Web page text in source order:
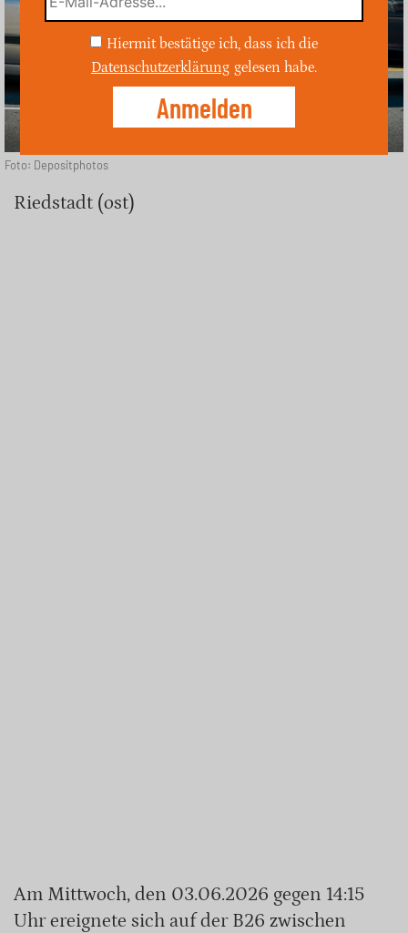
Foto: Depositphotos
Riedstadt (ost)
Am Mittwoch, den 03.06.2026 gegen 14:15
Uhr ereignete sich auf der B26 zwischen
Hiermit bestätige ich, dass ich die
Datenschutzerklärung gelesen habe.